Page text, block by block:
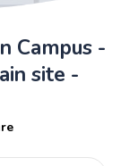
Campus -
site -